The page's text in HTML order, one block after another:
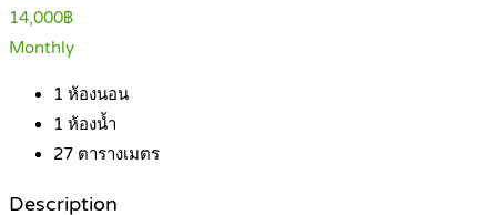
14,000฿
Monthly
1 ห้องนอน
1 ห้องน้ำ
27 ตารางเมตร
Description